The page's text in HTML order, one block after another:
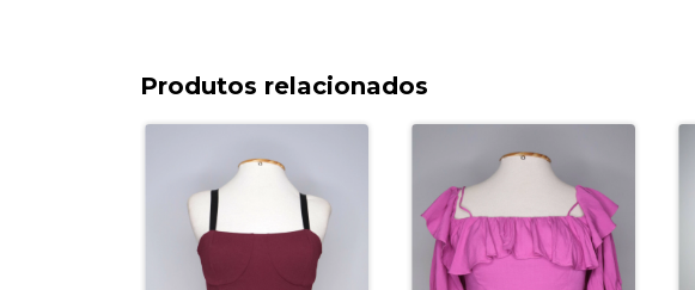
Produtos relacionados